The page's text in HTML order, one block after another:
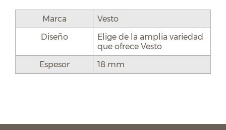
Marca
Vesto
Diseño
Elige de la amplia variedad
que ofrece Vesto
Espesor
18 mm